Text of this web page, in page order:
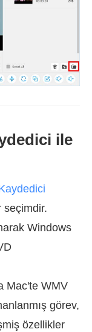
ile
seçimdir.
Windows
Mac'te WMV
görev,
özellikler